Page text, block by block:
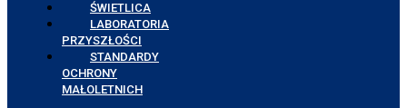
ŚWIETLICA
LABORATORIA
PRZYSZŁOŚCI
STANDARDY
OCHRONY
MAŁOLETNICH